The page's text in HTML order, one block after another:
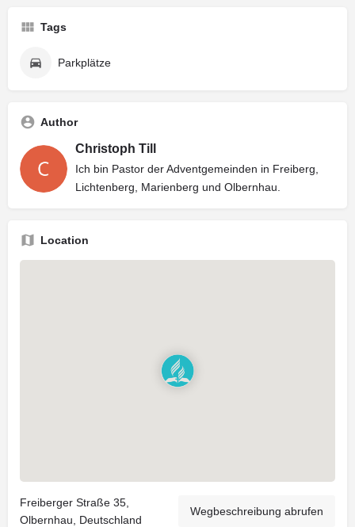
Tags
Parkplätze
Author
Christoph Till
Ich bin Pastor der Adventgemeinden in Freiberg,
Lichtenberg, Marienberg und Olbernhau.
Location
Freiberger Straße 35,
Olbernhau, Deutschland
Wegbeschreibung abrufen